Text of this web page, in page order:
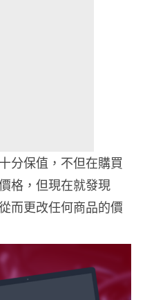
分保值，不但在購買
格，但現在就發現
而更改任何商品的價